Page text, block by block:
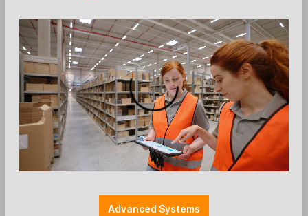
Zum Merkzettel hinzufügen
MDE
Advanced Systems